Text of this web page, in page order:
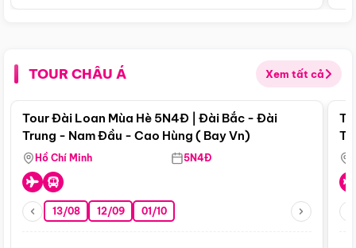
TOUR CHÂU Á Xem tất cả
Điểm nổi bật
Tour Đài Loan Mùa Hè 5N4Đ | Đài Bắc - Đài
Trung - Nam Đầu - Cao Hùng ( Bay Vn)
Hồ Chí Minh 5N4Đ
13/08 12/09 01/10